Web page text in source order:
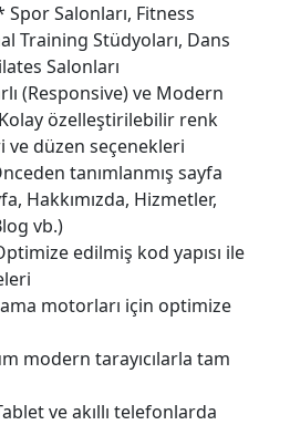
Salonları, Fitness
Training Stüdyoları, Dans
Salonları
(Responsive) ve Modern
özelleştirilebilir renk
ve düzen seçenekleri
tanımlanmış sayfa
Hakkımızda, Hizmetler,
vb.)
edilmiş kod yapısı ile
motorları için optimize
modern tarayıcılarla tam
ve akıllı telefonlarda